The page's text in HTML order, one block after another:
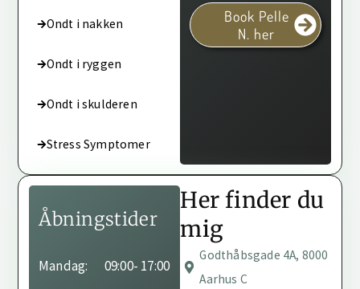
Ondt i nakken
Ondt i ryggen
Ondt i skulderen
Stress Symptomer
Book Pelle
N. her
Åbningstider
Mandag: 09:00- 17:00
Behandleren har ikke
angivet sine
Her finder du
mig
Godthåbsgade 4A, 8000
Aarhus C